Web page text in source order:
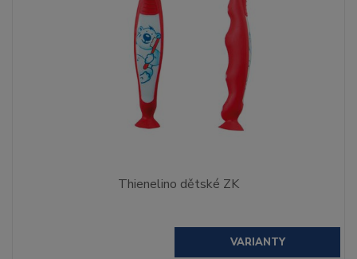
Thienelino dětské ZK
VARIANTY